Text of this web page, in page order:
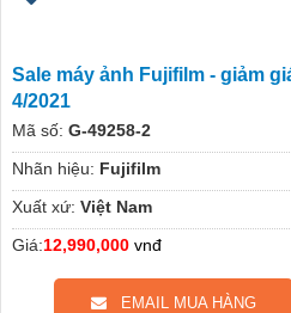
Sale máy ảnh Fujifilm - giảm
4/2021
Mã số: G-49258-2
Nhãn hiệu: Fujifilm
Xuất xứ: Việt Nam
Giá:12,990,000 vnđ
EMAIL MUA HÀNG